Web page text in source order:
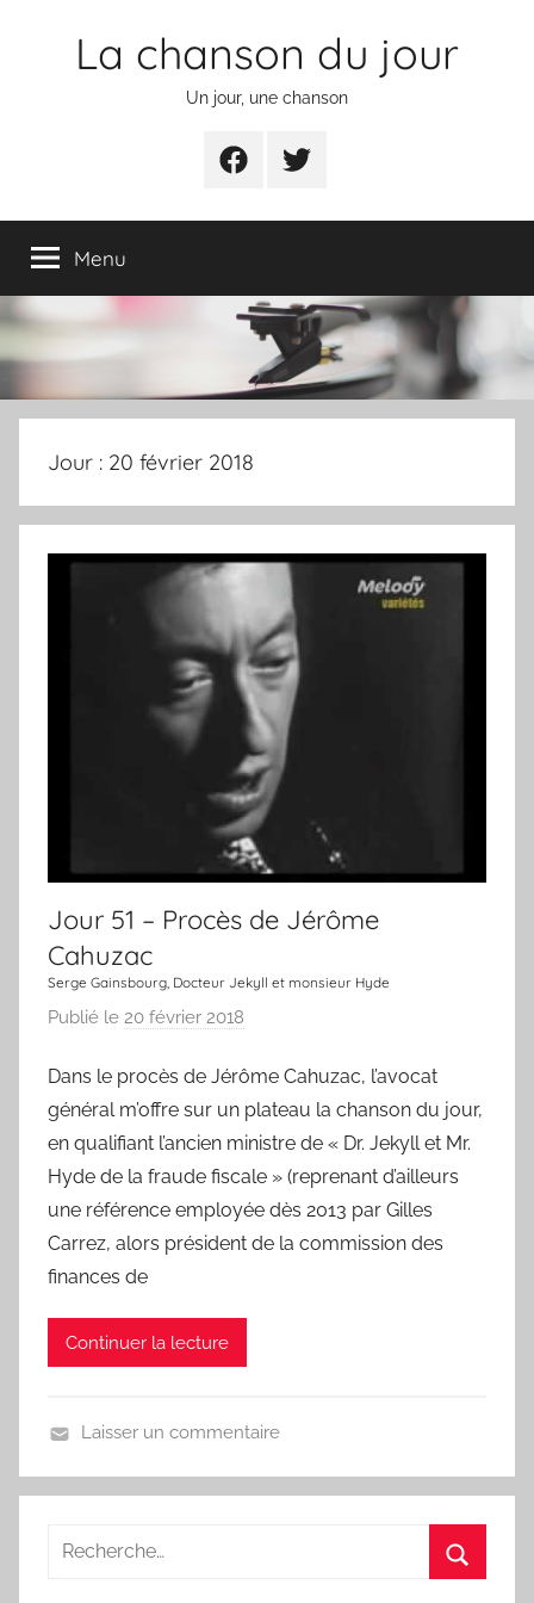
La chanson du jour
Un jour, une chanson
FacebookTwitter
Menu
Jour : 20 février 2018
Jour 51 – Procès de Jérôme
Cahuzac
Serge Gainsbourg, Docteur Jekyll et monsieur Hyde
Publié le 20 février 2018
r
L
a
C
h
a
u
o
Dans le procès de Jérôme Cahuzac, l’avocat
général m’offre sur un plateau la chanson du jour,
en qualifiant l’ancien ministre de « Dr. Jekyll et Mr.
Hyde de la fraude fiscale » (reprenant d’ailleurs
une référence employée dès 2013 par Gilles
Carrez, alors président de la commission des
finances de
Continuer la lecture
n
Laisser un commentaire